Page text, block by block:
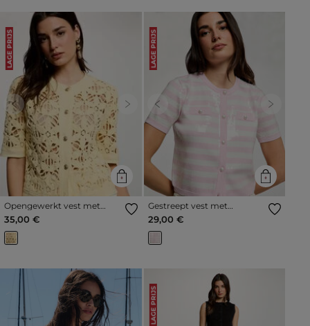
LAGE PRIJS
Previous Next
Opengewerkt vest met
ronde hals pastel geel
vrouw
35,00 €
LAGE PRIJS
Previous Next
Gestreept vest met
pailletten roze vrouw
29,00 €
LAGE PRIJS